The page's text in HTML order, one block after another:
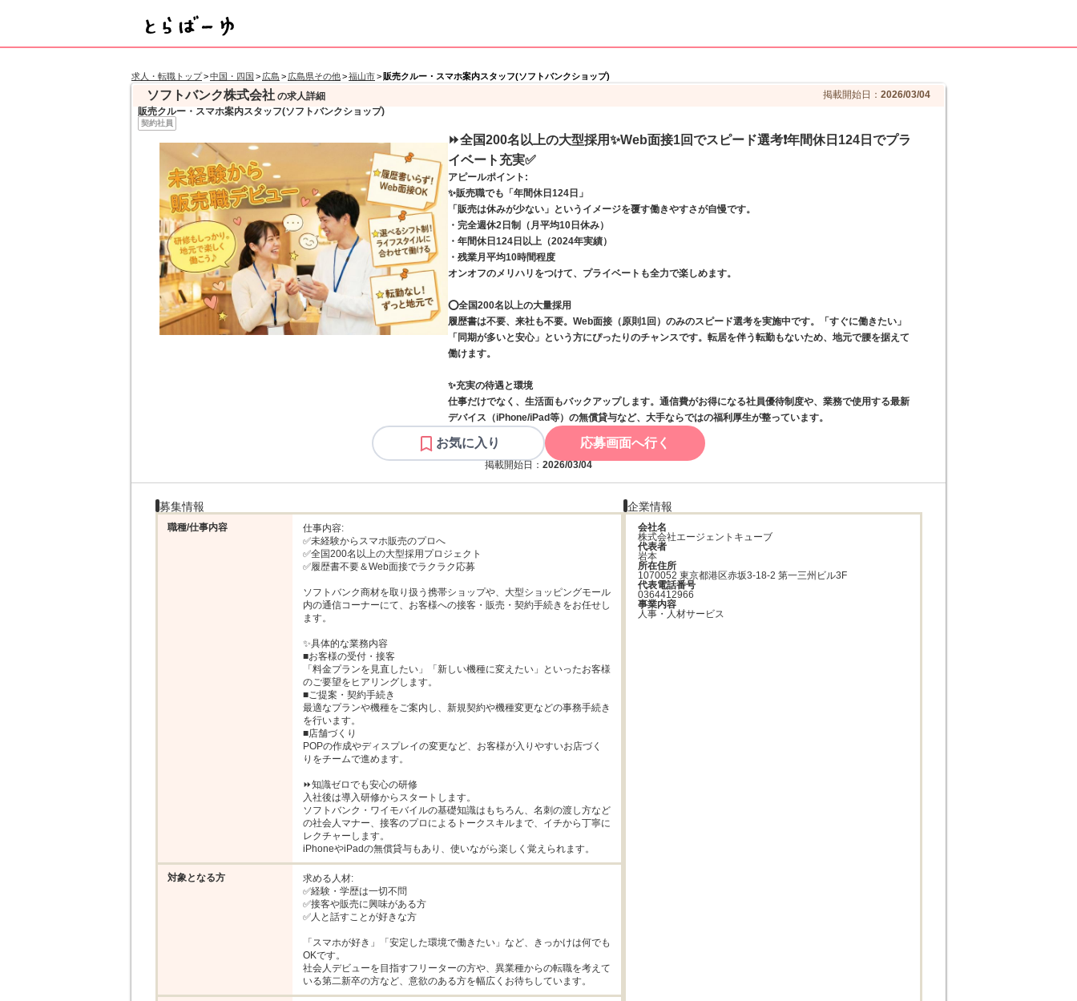
求人・転職トップ>中国・四国 > 広島 > 広島県その他>福山市> 販売クルー・スマホ案内スタッフ(ソフトバンクショップ)
ソフトバンク株式会社 の求人詳細 掲載開始日： 2026/03/04
販売クルー・スマホ案内スタッフ(ソフトバンクショップ)
契約社員
⏩️全国200名以上の大型採用✨️Web面接1回でスピード選考❗️年間休日124日でプラ
イベート充実✅️
アピールポイント:
✨️販売職でも「年間休日124日」
「販売は休みが少ない」というイメージを覆す働きやすさが自慢です。
・完全週休2日制（月平均10日休み）
・年間休日124日以上（2024年実績）
・残業月平均10時間程度
オンオフのメリハリをつけて、プライベートも全力で楽しめます。
⭕️全国200名以上の大量採用
履歴書は不要、来社も不要。Web面接（原則1回）のみのスピード選考を実施中です。「すぐに働きたい」
「同期が多いと安心」という方にぴったりのチャンスです。転居を伴う転勤もないため、地元で腰を据えて
働けます。
✨️充実の待遇と環境
仕事だけでなく、生活面もバックアップします。通信費がお得になる社員優待制度や、業務で使用する最新
デバイス（iPhone/iPad等）の無償貸与など、大手ならではの福利厚生が整っています。
お気に入り 応募画面へ行く
掲載開始日： 2026/03/04
募集情報
職種/仕事内容
仕事内容:
✅️未経験からスマホ販売のプロへ
✅️全国200名以上の大型採用プロジェクト
✅️履歴書不要＆Web面接でラクラク応募
ソフトバンク商材を取り扱う携帯ショップや、大型ショッピングモール
内の通信コーナーにて、お客様への接客・販売・契約手続きをお任せし
ます。
✨️具体的な業務内容
■お客様の受付・接客
「料金プランを見直したい」「新しい機種に変えたい」といったお客様
のご要望をヒアリングします。
■ご提案・契約手続き
最適なプランや機種をご案内し、新規契約や機種変更などの事務手続き
を行います。
■店舗づくり
POPの作成やディスプレイの変更など、お客様が入りやすいお店づく
りをチームで進めます。
⏩️知識ゼロでも安心の研修
入社後は導入研修からスタートします。
ソフトバンク・ワイモバイルの基礎知識はもちろん、名刺の渡し方など
の社会人マナー、接客のプロによるトークスキルまで、イチから丁寧に
レクチャーします。
iPhoneやiPadの無償貸与もあり、使いながら楽しく覚えられます。
対象となる方
求める人材:
✅️経験・学歴は一切不問
✅️接客や販売に興味がある方
✅️人と話すことが好きな方
「スマホが好き」「安定した環境で働きたい」など、きっかけは何でも
OKです。
社会人デビューを目指すフリーターの方や、異業種からの転職を考えて
いる第二新卒の方など、意欲のある方を幅広くお待ちしています。
企業情報
会社名
株式会社エージェントキューブ
代表者
岩本
所在住所
1070052 東京都港区赤坂3-18-2 第一三州ビル3F
代表電話番号
0364412966
事業内容
人事・人材サービス